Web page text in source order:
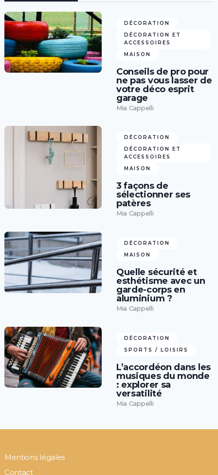
DÉCORATION
DÉCORATION ET
ACCESSOIRES
MAISON
Conseils de pro pour
ne pas vous lasser de
votre déco esprit
garage
Mia Cappelli
DÉCORATION
DÉCORATION ET
ACCESSOIRES
MAISON
3 façons de
sélectionner ses
patères
Mia Cappelli
DÉCORATION
MAISON
Quelle sécurité et
esthétisme avec un
garde-corps en
aluminium ?
Mia Cappelli
DÉCORATION
SPORTS / LOISIRS
L’accordéon dans les
musiques du monde
: explorer sa
versatilité
Mia Cappelli
Mentions légales
Contact